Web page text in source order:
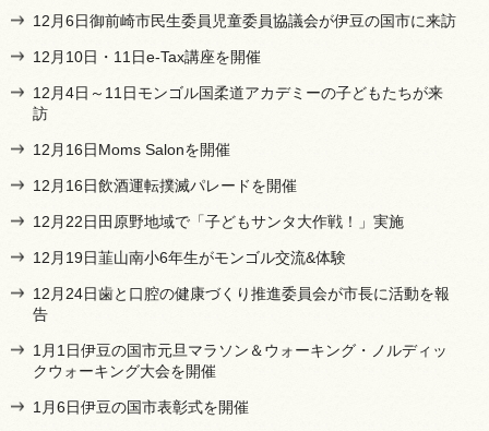
12月6日御前崎市民生委員児童委員協議会が伊豆の国市に来訪
12月10日・11日e-Tax講座を開催
12月4日～11日モンゴル国柔道アカデミーの子どもたちが来
訪
12月16日Moms Salonを開催
12月16日飲酒運転撲滅パレードを開催
12月22日田原野地域で「子どもサンタ大作戦！」実施
12月19日韮山南小6年生がモンゴル交流&体験
12月24日歯と口腔の健康づくり推進委員会が市長に活動を報
告
1月1日伊豆の国市元旦マラソン＆ウォーキング・ノルディッ
クウォーキング大会を開催
1月6日伊豆の国市表彰式を開催